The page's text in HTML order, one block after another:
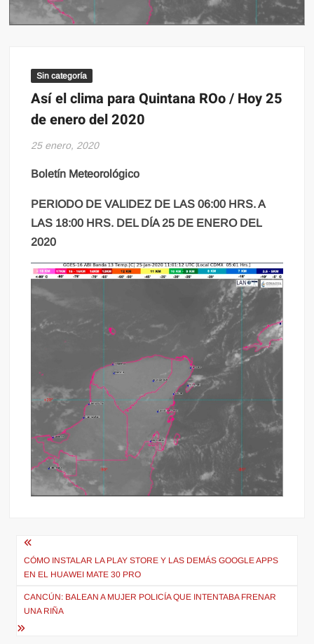
Sin categoría
Así el clima para Quintana ROo / Hoy 25
de enero del 2020
25 enero, 2020
Boletín Meteorológico
PERIODO DE VALIDEZ DE LAS 06:00 HRS. A
LAS 18:00 HRS. DEL DÍA 25 DE ENERO DEL
2020
Navegación
de
entradas
CÓMO INSTALAR LA PLAY STORE Y LAS DEMÁS GOOGLE APPS
EN EL HUAWEI MATE 30 PRO
CANCÚN: BALEAN A MUJER POLICÍA QUE INTENTABA FRENAR
UNA RIÑA